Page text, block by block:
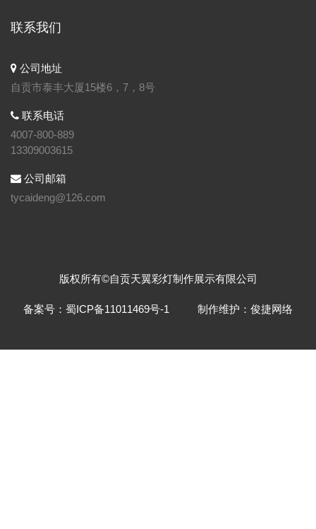
联系我们
公司地址
自贡市泰丰大厦15楼6，7，8号
联系电话
4007-800-889
13309003615
公司邮箱
tycaideng@126.com
版权所有©自贡天翼彩灯制作展示有限公司
备案号：蜀ICP备11011469号-1 制作维护：俊捷网络